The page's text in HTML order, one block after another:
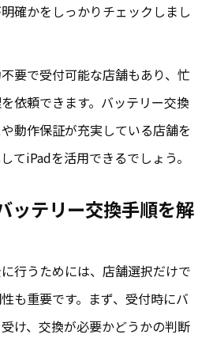
確かをしっかりチェックしまし
要で受付可能な店舗もあり、忙
依頼できます。バッテリー交換
動作保証が充実している店舗を
てiPadを活用できるでしょう。
ッテリー交換手順を解
行うためには、店舗選択だけで
も重要です。まず、受付時にバ
け、交換が必要かどうかの判断